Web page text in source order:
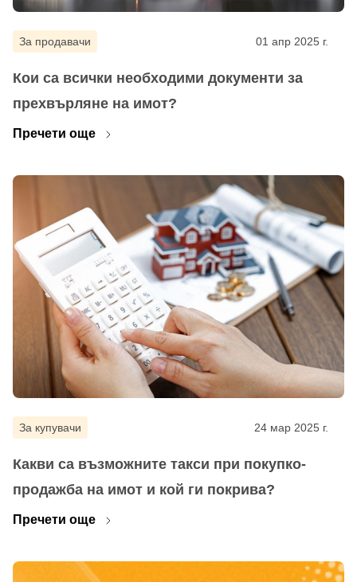
Добре дошъл!
Вход Регистрация
Имейл Адрес
Забравена парола?
За продавачи 01 апр 2025 г.
Кои са всички необходими документи за
прехвърляне на имот?
Пречети още
За купувачи 24 мар 2025 г.
Какви са възможните такси при покупко-
продажба на имот и кой ги покрива?
Пречети още